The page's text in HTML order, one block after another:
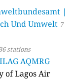
|
Und Umwelt 7
stations
AQMRG
of Lagos Air